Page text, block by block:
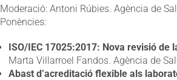
Moderació: Antoni Rúbies. Agència de
Ponències:
ISO/IEC 17025:2017: Nova revisió de
Marta Villarroel Fandos. Agència de
Abast d’acreditació flexible als